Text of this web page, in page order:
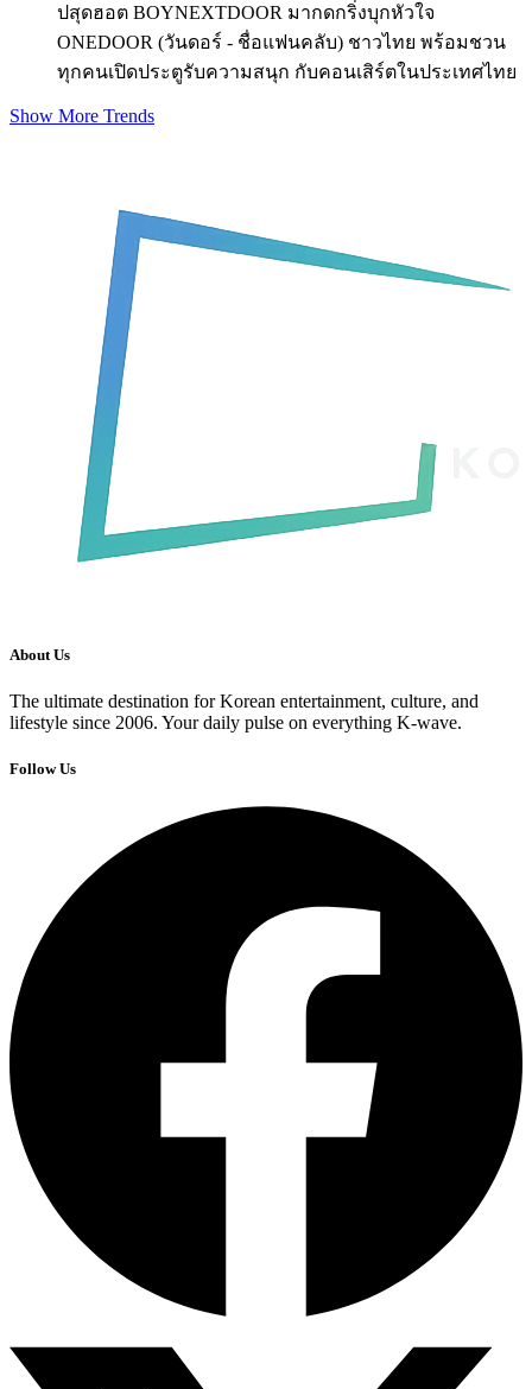
ปสุดฮอต BOYNEXTDOOR มากดกริ่งบุกหัวใจ
ONEDOOR (วันดอร์ - ชื่อแฟนคลับ) ชาวไทย พร้อมชวน
ทุกคนเปิดประตูรับความสนุก กับคอนเสิร์ตในประเทศไทย
Show More Trends
About Us
The ultimate destination for Korean entertainment, culture, and
lifestyle since 2006. Your daily pulse on everything K-wave.
Follow Us